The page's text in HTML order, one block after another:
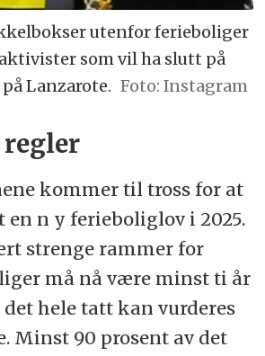
utenfor ferieboliger
som vil ha slutt på
Lanzarote.
Instagram
regler
kommer til tross for at
n y ferieboliglov i 2025.
strenge rammer for
må nå være minst ti år
hele tatt kan vurderes
Minst 90 prosent av det